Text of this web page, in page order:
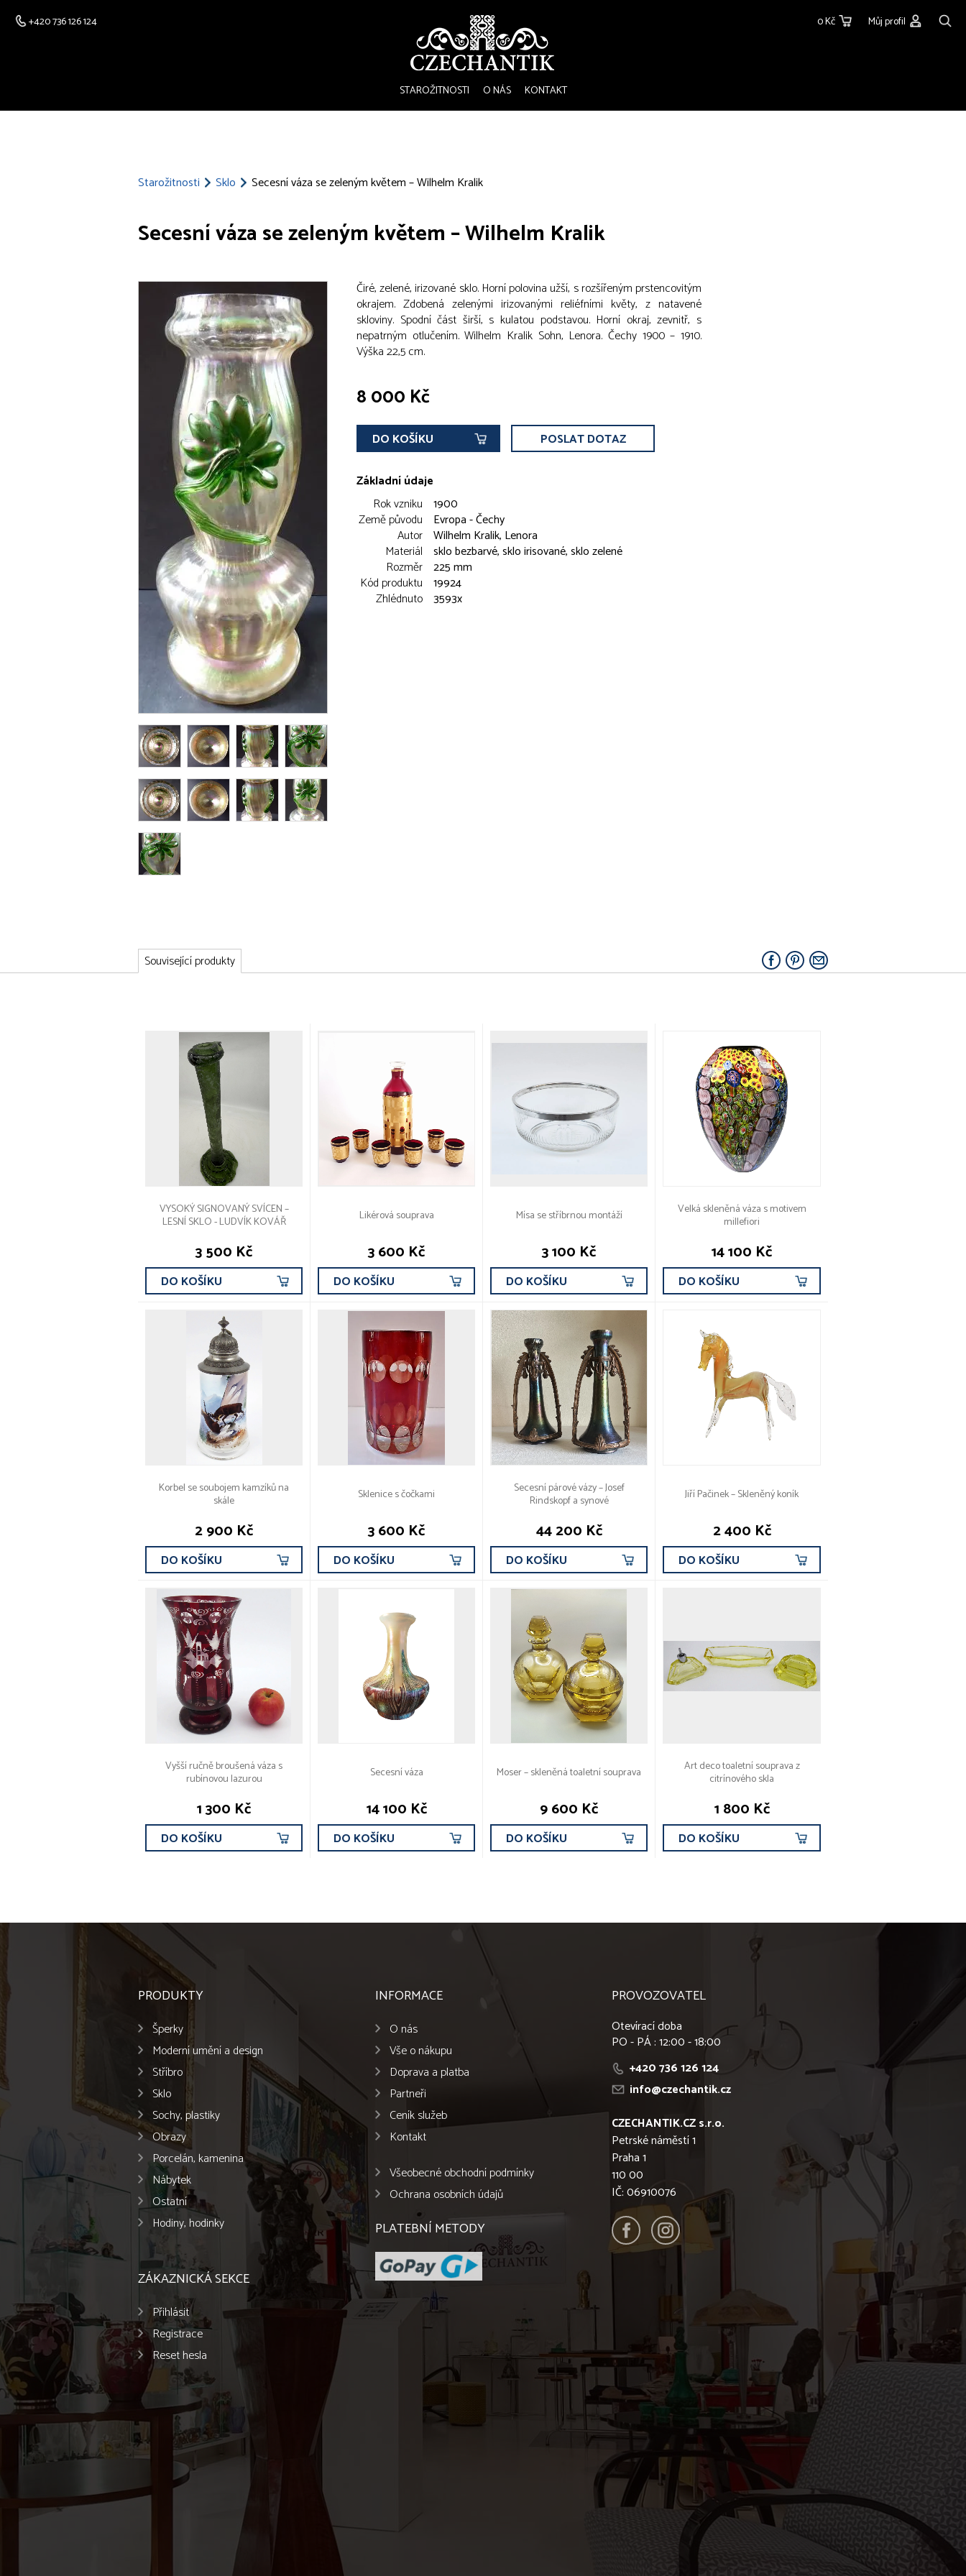
+420 736 126 124 0 Kč Můj profil
STAROŽITNOSTI O NÁS KONTAKT
Starožitnosti Sklo Secesní váza se zeleným květem – Wilhelm Kralik
Secesní váza se zeleným květem – Wilhelm Kralik
Čiré, zelené, irizované sklo. Horní polovina užší, s rozšířeným prstencovitým
okrajem. Zdobená zelenými irizovanými reliéfními květy, z natavené
skloviny. Spodní část širší, s kulatou podstavou. Horní okraj, zevnitř, s
nepatrným otlučením. Wilhelm Kralik Sohn, Lenora. Čechy 1900 – 1910.
Výška 22,5 cm.
8 000 Kč
DO KOŠÍKU POSLAT DOTAZ
Základní údaje
Rok vzniku 1900
Země původu
Evropa - Čechy
Autor Wilhelm Kralik, Lenora
Materiál sklo bezbarvé, sklo irisované, sklo zelené
Rozměr 225 mm
Kód produktu 19924
Zhlédnuto 3593x
Související produkty
VYSOKÝ SIGNOVANÝ SVÍCEN –
LESNÍ SKLO - LUDVÍK KOVÁŘ
3 500 Kč
DO KOŠÍKU
Likérová souprava
3 600 Kč
DO KOŠÍKU
Mísa se stříbrnou montáží
3 100 Kč
DO KOŠÍKU
Velká skleněná váza s motivem
millefiori
14 100 Kč
DO KOŠÍKU
Korbel se soubojem kamzíků na
skále
2 900 Kč
DO KOŠÍKU
Sklenice s čočkami
3 600 Kč
DO KOŠÍKU
Secesní párové vázy – Josef
Rindskopf a synové
44 200 Kč
DO KOŠÍKU
Jiří Pačinek – Skleněný koník
2 400 Kč
DO KOŠÍKU
Vyšší ručně broušená váza s
rubínovou lazurou
1 300 Kč
DO KOŠÍKU
Secesní váza
14 100 Kč
DO KOŠÍKU
Moser – skleněná toaletní souprava
9 600 Kč
DO KOŠÍKU
Art deco toaletní souprava z
citrínového skla
1 800 Kč
DO KOŠÍKU
PRODUKTY
Šperky
Moderní umění a design
Stříbro
Sklo
Sochy, plastiky
Obrazy
Porcelán, kamenina
Nábytek
Ostatní
Hodiny, hodinky
ZÁKAZNICKÁ SEKCE
Přihlásit
Registrace
Reset hesla
INFORMACE
O nás
Vše o nákupu
Doprava a platba
Partneři
Ceník služeb
Kontakt
Všeobecné obchodní podmínky
Ochrana osobních údajů
PLATEBNÍ METODY
PROVOZOVATEL
Otevírací doba
PO - PÁ : 12:00 - 18:00
+420 736 126 124
info@czechantik.cz
CZECHANTIK.CZ s.r.o.
Petrské náměstí 1
Praha 1
110 00
IČ: 06910076